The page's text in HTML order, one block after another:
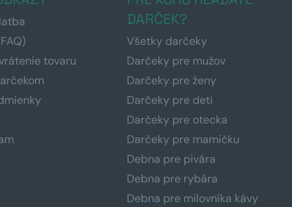
tovaru
DARČEK?
Všetky darčeky
Darčeky pre mužov
Darčeky pre ženy
Darčeky pre deti
Darčeky pre otecka
Darčeky pre mamičku
Debna pre pivára
Debna pre rybára
Debna pre milovníka kávy